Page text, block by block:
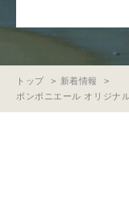
トップ
新着情報
ボンボニエール オリジナ